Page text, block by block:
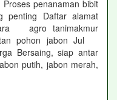
penanaman bibit
penting Daftar alamat
agro tanimakmur
pohon jabon Jul
Bersaing, siap antar
putih, jabon merah,